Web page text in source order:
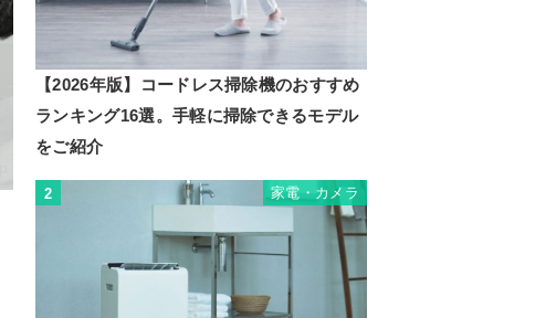
【2026年版】コードレス掃除機のおすすめ
ランキング16選。手軽に掃除できるモデル
をご紹介
2 家電・カメラ